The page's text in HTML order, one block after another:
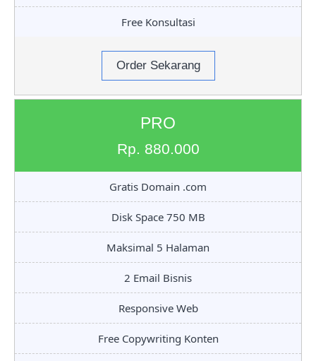
Free Konsultasi
Order Sekarang
PRO
Rp. 880.000
Gratis Domain .com
Disk Space 750 MB
Maksimal 5 Halaman
2 Email Bisnis
Responsive Web
Free Copywriting Konten